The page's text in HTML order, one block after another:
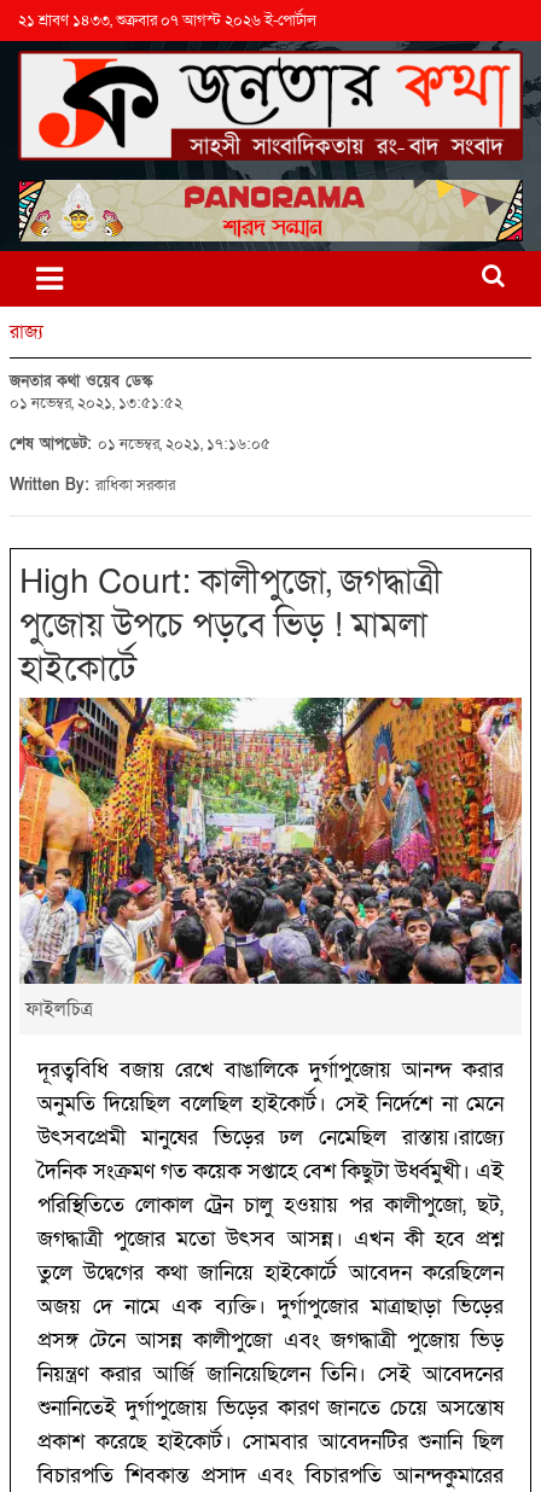
২১ শ্রাবণ ১৪৩৩, শুক্রবার ০৭ আগস্ট ২০২৬ ই-পোর্টাল
রাজ্য
জনতার কথা ওয়েব ডেস্ক
০১ নভেম্বর, ২০২১, ১৩:৫১:৫২
শেষ আপডেট: ০১ নভেম্বর, ২০২১, ১৭:১৬:০৫
Written By:রাধিকা সরকার
High Court: কালীপুজো, জগদ্ধাত্রী
পুজোয় উপচে পড়বে ভিড় ! মামলা
হাইকোর্টে
ফাইলচিত্র
দূরত্ববিধি বজায় রেখে বাঙালিকে দুর্গাপুজোয় আনন্দ করার
অনুমতি দিয়েছিল বলেছিল হাইকোর্ট। সেই নির্দেশে না মেনে
উৎসবপ্রেমী মানুষের ভিড়ের ঢল নেমেছিল রাস্তায়।রাজ্যে
দৈনিক সংক্রমণ গত কয়েক সপ্তাহে বেশ কিছুটা উর্ধ্বমুখী। এই
পরিস্থিতিতে লোকাল ট্রেন চালু হওয়ায় পর কালীপুজো, ছট,
জগদ্ধাত্রী পুজোর মতো উৎসব আসন্ন। এখন কী হবে প্রশ্ন
তুলে উদ্বেগের কথা জানিয়ে হাইকোর্টে আবেদন করেছিলেন
অজয় দে নামে এক ব্যক্তি। দুর্গাপুজোর মাত্রাছাড়া ভিড়ের
প্রসঙ্গ টেনে আসন্ন কালীপুজো এবং জগদ্ধাত্রী পুজোয় ভিড়
নিয়ন্ত্রণ করার আর্জি জানিয়েছিলেন তিনি। সেই আবেদনের
শুনানিতেই দুর্গাপুজোয় ভিড়ের কারণ জানতে চেয়ে অসন্তোষ
প্রকাশ করেছে হাইকোর্ট। সোমবার আবেদনটির শুনানি ছিল
বিচারপতি শিবকান্ত প্রসাদ এবং বিচারপতি আনন্দকুমারের